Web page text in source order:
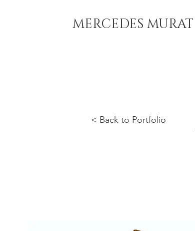
MERCEDES MURAT
< Back to Portfolio